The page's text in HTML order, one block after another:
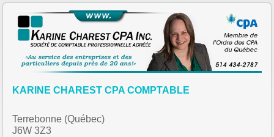
KARINE CHAREST CPA COMPTABLE
Terrebonne (Québec)
J6W 3Z3